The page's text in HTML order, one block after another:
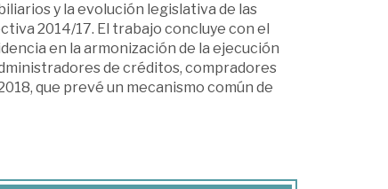
y la evolución legislativa de las
2014/17. El trabajo concluye con el
en la armonización de la ejecución
de créditos, compradores
que prevé un mecanismo común de